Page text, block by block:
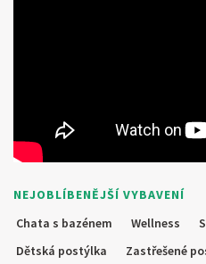
NEJOBLÍBENĚJŠÍ VYBAVENÍ
Chata s bazénem
Wellness
Dětská postýlka
Zastřešené